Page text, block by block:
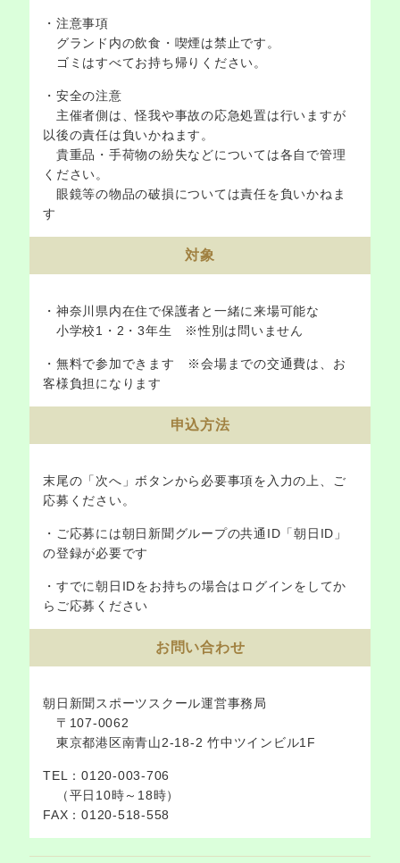
・注意事項
グランド内の飲食・喫煙は禁止です。
ゴミはすべてお持ち帰りください。
・安全の注意
主催者側は、怪我や事故の応急処置は行いますが
以後の責任は負いかねます。
貴重品・手荷物の紛失などについては各自で管理
ください。
眼鏡等の物品の破損については責任を負いかねま
す
対象
・神奈川県内在住で保護者と一緒に来場可能な
小学校1・2・3年生 ※性別は問いません
・無料で参加できます ※会場までの交通費は、お
客様負担になります
申込方法
末尾の「次へ」ボタンから必要事項を入力の上、ご
応募ください。
・ご応募には朝日新聞グループの共通ID「朝日ID」
の登録が必要です
・すでに朝日IDをお持ちの場合はログインをしてか
らご応募ください
お問い合わせ
朝日新聞スポーツスクール運営事務局
〒107-0062
東京都港区南青山2-18-2 竹中ツインビル1F
TEL：0120-003-706
（平日10時～18時）
FAX：0120-518-558